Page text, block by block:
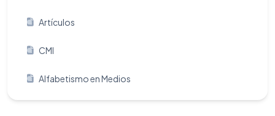
Artículos
CMI
Alfabetismo en Medios